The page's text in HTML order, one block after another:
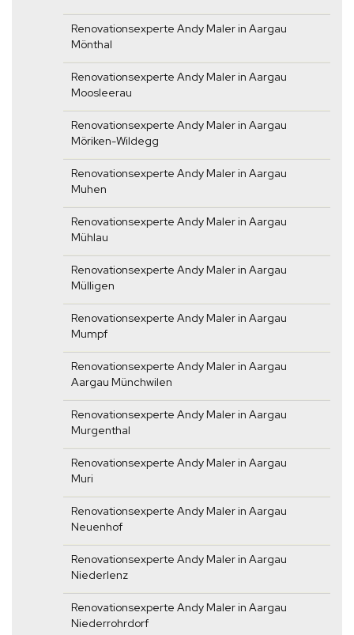
Renovationsexperte Andy Maler in Aargau
Mönthal
Renovationsexperte Andy Maler in Aargau
Moosleerau
Renovationsexperte Andy Maler in Aargau
Möriken-Wildegg
Renovationsexperte Andy Maler in Aargau
Muhen
Renovationsexperte Andy Maler in Aargau
Mühlau
Renovationsexperte Andy Maler in Aargau
Mülligen
Renovationsexperte Andy Maler in Aargau
Mumpf
Renovationsexperte Andy Maler in Aargau
Aargau Münchwilen
Renovationsexperte Andy Maler in Aargau
Murgenthal
Renovationsexperte Andy Maler in Aargau
Muri
Renovationsexperte Andy Maler in Aargau
Neuenhof
Renovationsexperte Andy Maler in Aargau
Niederlenz
Renovationsexperte Andy Maler in Aargau
Niederrohrdorf